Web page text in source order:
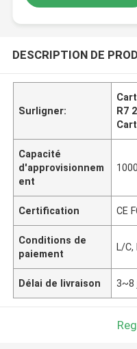
DESCRIPTION DE
Surligner:
R7
Capacité
d'approvisionnem
ent
Certification CE
Conditions de
paiement
L/C,
Délai de livraison 3~8